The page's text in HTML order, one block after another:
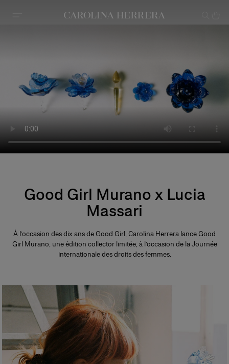
Avis d'accessibilité (lien)
Good Girl Murano x Lucia
Massari
À l’occasion des dix ans de Good Girl, Carolina Herrera lance Good
Girl Murano, une édition collector limitée, à l’occasion de la Journée
internationale des droits des femmes.